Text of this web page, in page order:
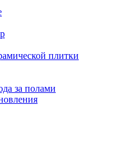
плитки
за полами